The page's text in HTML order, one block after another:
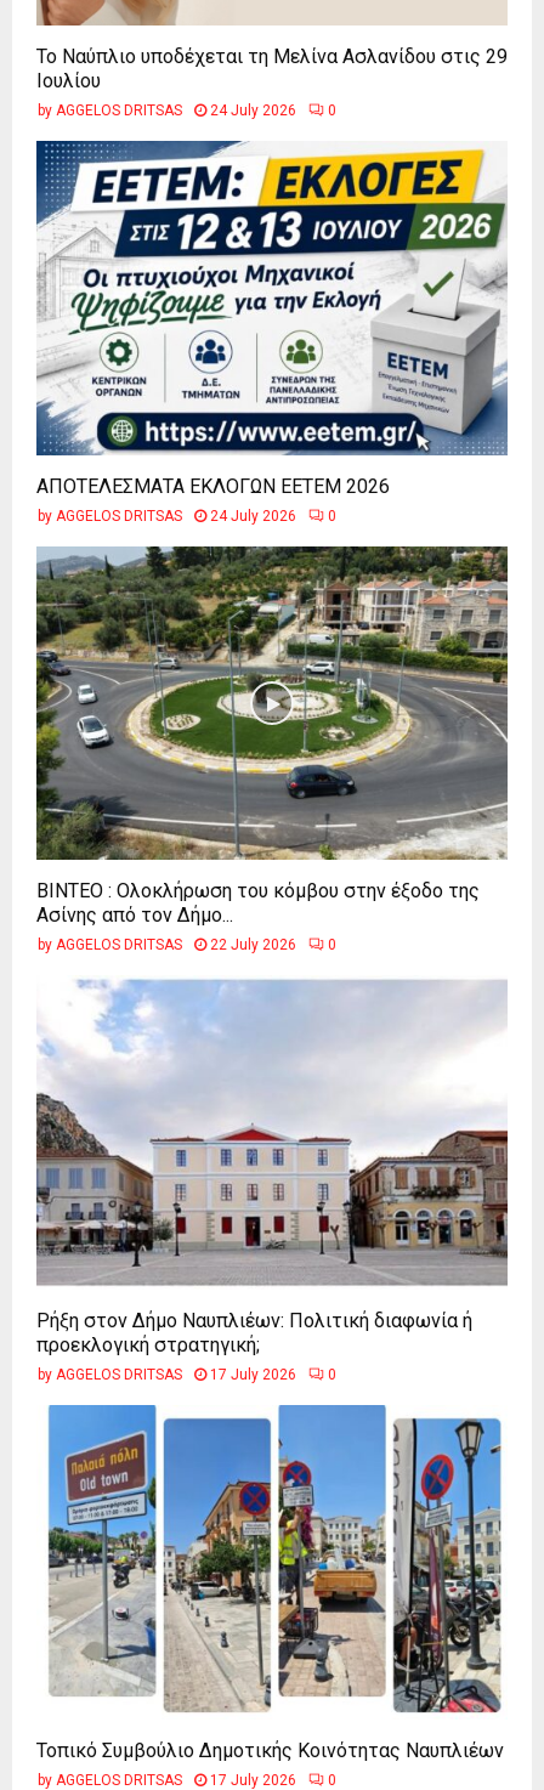
Το Ναύπλιο υποδέχεται τη Μελίνα Ασλανίδου στις 29
Ιουλίου
by AGGELOS DRITSAS 24 July 2026 0
ΑΠΟΤΕΛΕΣΜΑΤΑ ΕΚΛΟΓΩΝ ΕΕΤΕΜ 2026
by AGGELOS DRITSAS 24 July 2026 0
ΒΙΝΤΕΟ : Ολοκλήρωση του κόμβου στην έξοδο της
Ασίνης από τον Δήμο...
by AGGELOS DRITSAS 22 July 2026 0
Ρήξη στον Δήμο Ναυπλιέων: Πολιτική διαφωνία ή
προεκλογική στρατηγική;
by AGGELOS DRITSAS 17 July 2026 0
Τοπικό Συμβούλιο Δημοτικής Κοινότητας Ναυπλιέων
by AGGELOS DRITSAS 17 July 2026 0